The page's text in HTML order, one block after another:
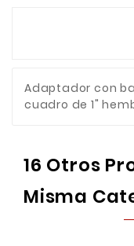
Adaptador con
cuadro de 1"
16 Otros
Misma